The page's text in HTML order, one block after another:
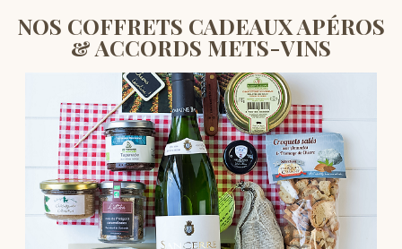
NOS COFFRETS CADEAUX APÉROS
& ACCORDS METS-VINS